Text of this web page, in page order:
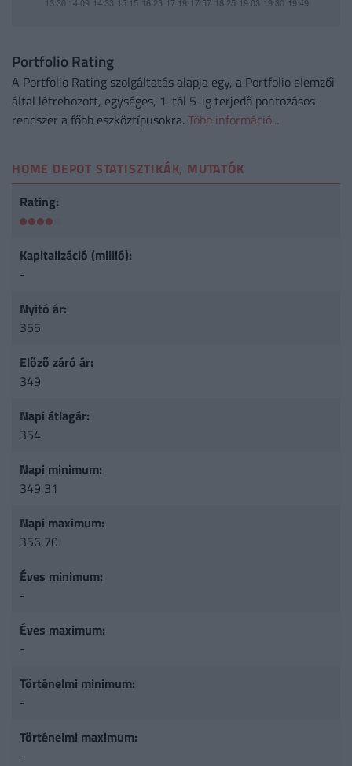
Portfolio Rating
A Portfolio Rating szolgáltatás alapja egy, a Portfolio elemzői
által létrehozott, egységes, 1-tól 5-ig terjedő pontozásos
rendszer a főbb eszköztípusokra.Több információ...
HOME DEPOT STATISZTIKÁK, MUTATÓK
Rating:
Kapitalizáció (millió):
-
Nyitó ár:
355
Előző záró ár:
349
Napi átlagár:
354
Napi minimum:
349,31
Napi maximum:
356,70
Éves minimum:
-
Éves maximum:
-
Történelmi minimum:
-
Történelmi maximum:
-